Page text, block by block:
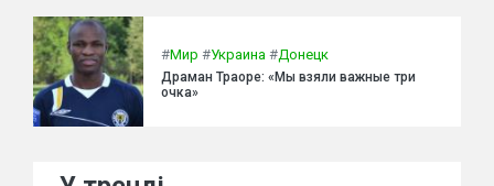
#Мир #Украина #Донецк
Драман Траоре: «Мы взяли важные три
очка»